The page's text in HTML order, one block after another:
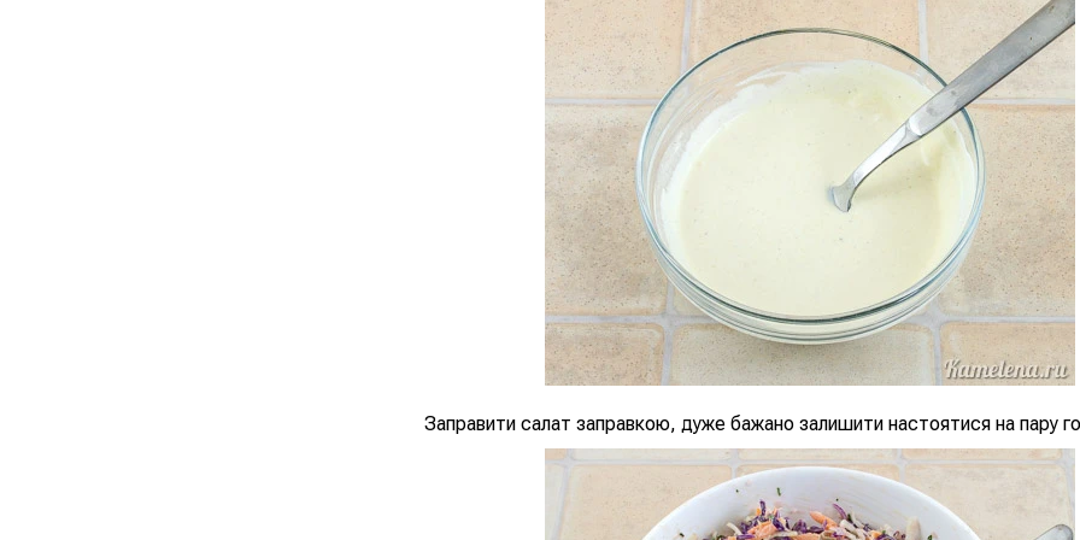
Заправити салат заправкою, дуже бажано залишити настоятися на пару